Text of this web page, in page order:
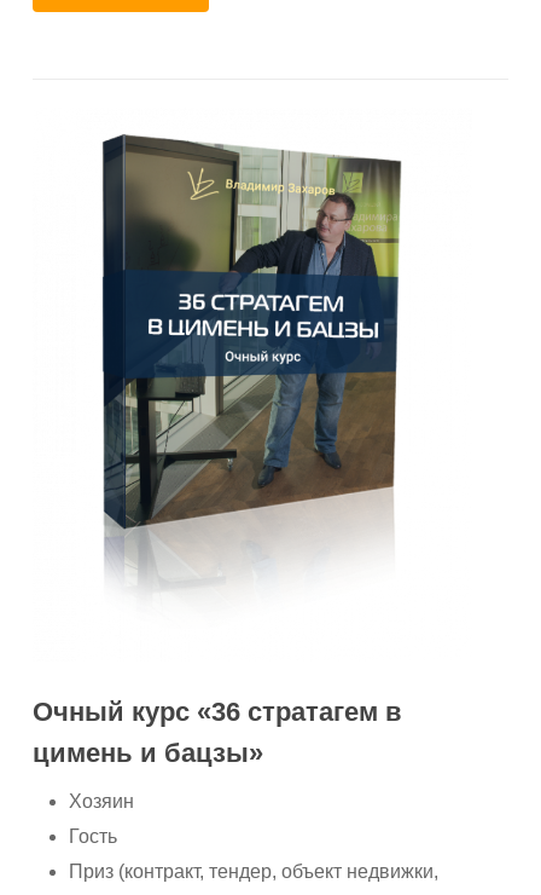
Очный курс «36 стратагем в
цимень и бацзы»
Хозяин
Гость
Приз (контракт, тендер, объект недвижки,